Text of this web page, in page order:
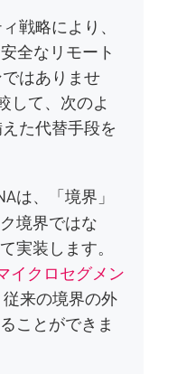
戦略により、
全なリモート
はありませ
して、次のよ
た代替手段を
は、「境界」
境界ではな
実装します。
イクロセグメン
来の境界の外
ことができま